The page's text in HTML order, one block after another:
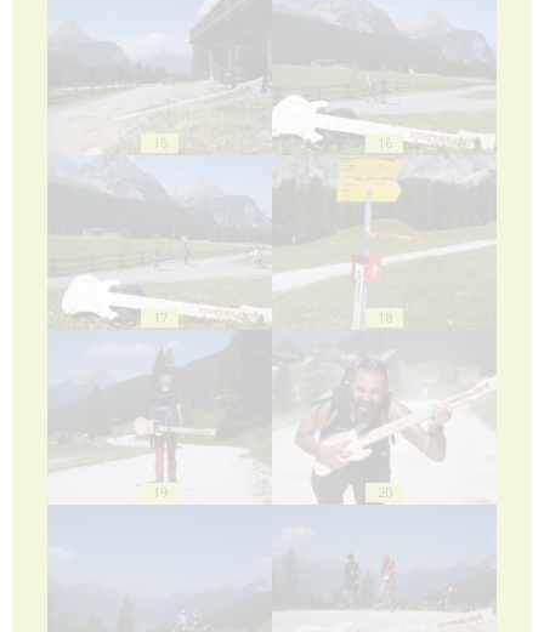
15 16
17 18
19 20